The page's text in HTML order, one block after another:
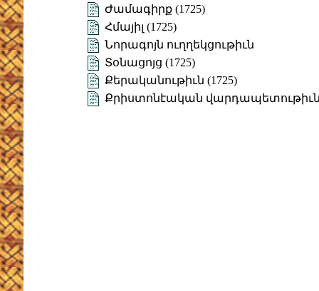
Ժամագիրք (1725)
Հմայիլ (1725)
Նորագոյն ուղղեկցութիւն
Տօնացոյց (1725)
Քերականութիւն (1725)
Քրիստոնէական վարդապետութիւն